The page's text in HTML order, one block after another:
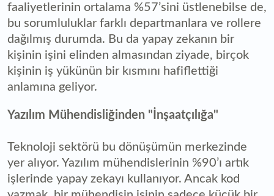
faaliyetlerinin ortalama %57’sini üstlenebilse de,
bu sorumluluklar farklı departmanlara ve rollere
dağılmış durumda. Bu da yapay zekanın bir
kişinin işini elinden almasından ziyade, birçok
kişinin iş yükünün bir kısmını hafiflettiği
anlamına geliyor.
Yazılım Mühendisliğinden "İnşaatçılığa"
Teknoloji sektörü bu dönüşümün merkezinde
yer alıyor. Yazılım mühendislerinin %90’ı artık
işlerinde yapay zekayı kullanıyor. Ancak kod